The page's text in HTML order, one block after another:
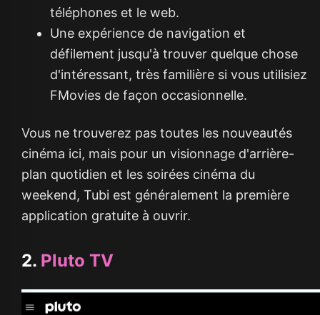
téléphones et le web.
Une expérience de navigation et
défilement jusqu'à trouver quelque chose
d'intéressant, très familière si vous utilisiez
FMovies de façon occasionnelle.
Vous ne trouverez pas toutes les nouveautés
cinéma ici, mais pour un visionnage d'arrière-
plan quotidien et les soirées cinéma du
weekend, Tubi est généralement la première
application gratuite à ouvrir.
2. Pluto TV